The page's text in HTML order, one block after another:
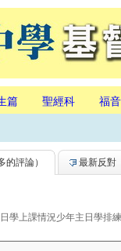
篇 聖經科 福
的評論） 最新反對
學上課情況少年主日學排